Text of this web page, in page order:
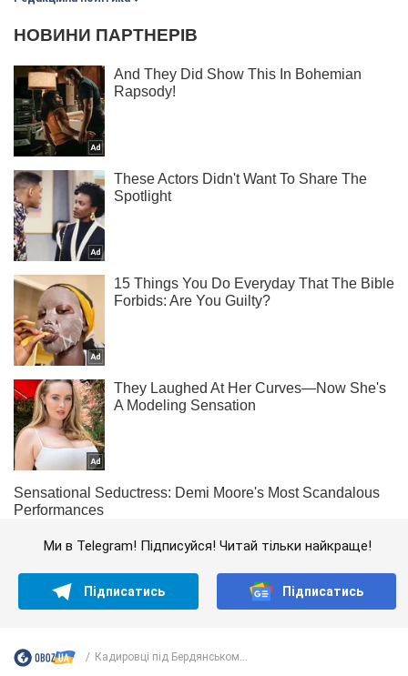
Ми в Telegram! Підписуйся! Читай тільки найкраще!
Підписатись Підписатись
Кадировці під Бердянськом...